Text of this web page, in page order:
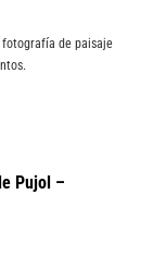
de paisaje
Pujol –